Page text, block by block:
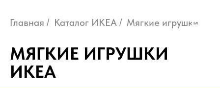
Главная / Каталог ИКЕА / Мягкие игрушки
МЯГКИЕ ИГРУШКИ
ИКЕА